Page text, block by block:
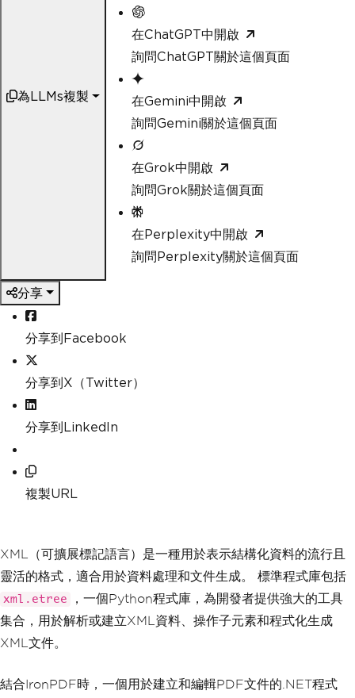
為LLMs複製
在ChatGPT中開啟
詢問ChatGPT關於這個頁面
在Gemini中開啟
詢問Gemini關於這個頁面
在Grok中開啟
詢問Grok關於這個頁面
在Perplexity中開啟
詢問Perplexity關於這個頁面
分享
分享到Facebook
分享到X（Twitter）
分享到LinkedIn
複製URL
XML（可擴展標記語言）是一種用於表示結構化資料的流行且
靈活的格式，適合用於資料處理和文件生成。 標準程式庫包括
xml.etree
，一個Python程式庫，為開發者提供強大的工具
集合，用於解析或建立XML資料、操作子元素和程式化生成
XML文件。
結合IronPDF時，一個用於建立和編輯PDF文件的.NET程式